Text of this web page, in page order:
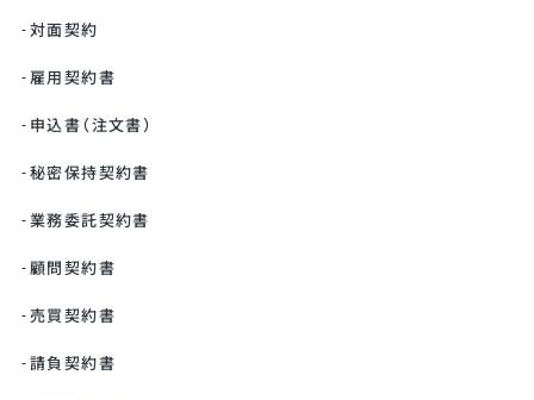
対面契約
雇用契約書
申込書（注文書）
秘密保持契約書
業務委託契約書
顧問契約書
売買契約書
請負契約書